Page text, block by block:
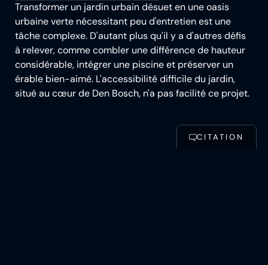
CITATION
CONFIGURER LE POOL
Transformer un jardin urbain désuet en une oasis
urbaine verte nécessitant peu d'entretien est une
tâche complexe. D'autant plus qu'il y a d'autres défis
à relever, comme combler une différence de hauteur
considérable, intégrer une piscine et préserver un
érable bien-aimé. L'accessibilité difficile du jardin,
situé au cœur de Den Bosch, n'a pas facilité ce projet.